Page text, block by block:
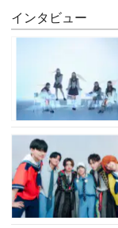
インタビュー